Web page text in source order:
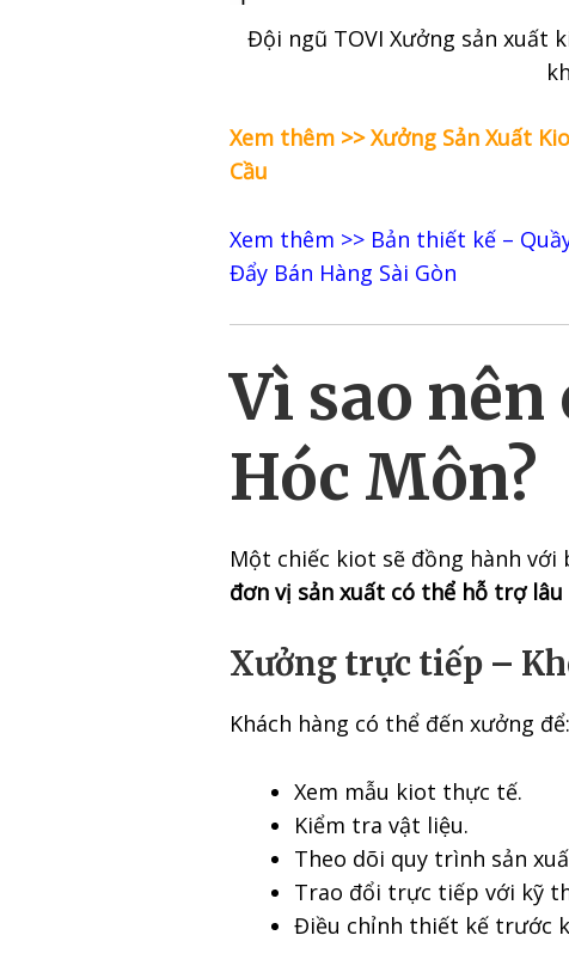
Đội ngũ TOVI Xưởng sản xuất
Xem thêm >> Xưởng Sản Xuất
Cầu
Xem thêm >> Bản thiết kế –
Đẩy Bán Hàng Sài Gòn
Vì sao
Hóc Môn?
Một chiếc kiot sẽ đồng hành
đơn vị sản xuất có thể hỗ trợ lâu
Xưởng trực tiếp –
Khách hàng có thể đến xưởng để:
Xem mẫu kiot thực tế.
Kiểm tra vật liệu.
Theo dõi quy trình sản
Trao đổi trực tiếp với kỹ
Điều chỉnh thiết kế trước